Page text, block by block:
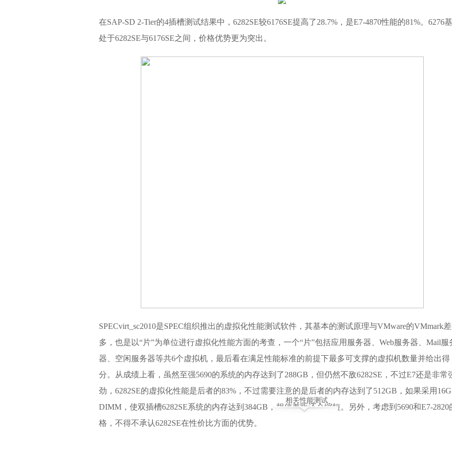
在SAP-SD 2-Tier的4插槽测试结果中，6282SE较6176SE提高了28.7%，是E7-4870性能的81%。6276
处于6282SE与6176SE之间，价格优势更为突出。
SPECvirt_sc2010是SPEC组织推出的虚拟化性能测试软件，其基本的测试原理与VMware的VMmark
多，也是以“片”为单位进行虚拟化性能方面的考查，一个“片”包括应用服务器、Web服务器、Mail服
器、空闲服务器等共6个虚拟机，最后看在满足性能标准的前提下最多可支撑的虚拟机数量并给出得
分。从成绩上看，虽然至强5690的系统的内存达到了288GB，但仍然不敌6282SE，不过E7还是非常
劲，6282SE的虚拟化性能是后者的83%，不过需要注意的是后者的内存达到了512GB，如果采用
DIMM，使双插槽6282SE系统的内存达到384GB，相信差距还会缩短。另外，考虑到5690和E7-2820
格，不得不承认6282SE在性价比方面的优势。
相关性能测试